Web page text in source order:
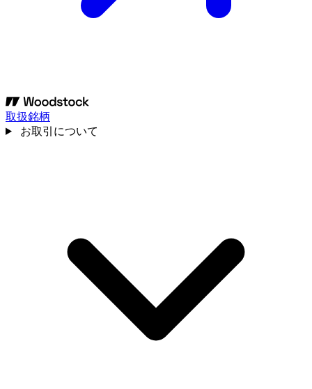
取扱銘柄
お取引について